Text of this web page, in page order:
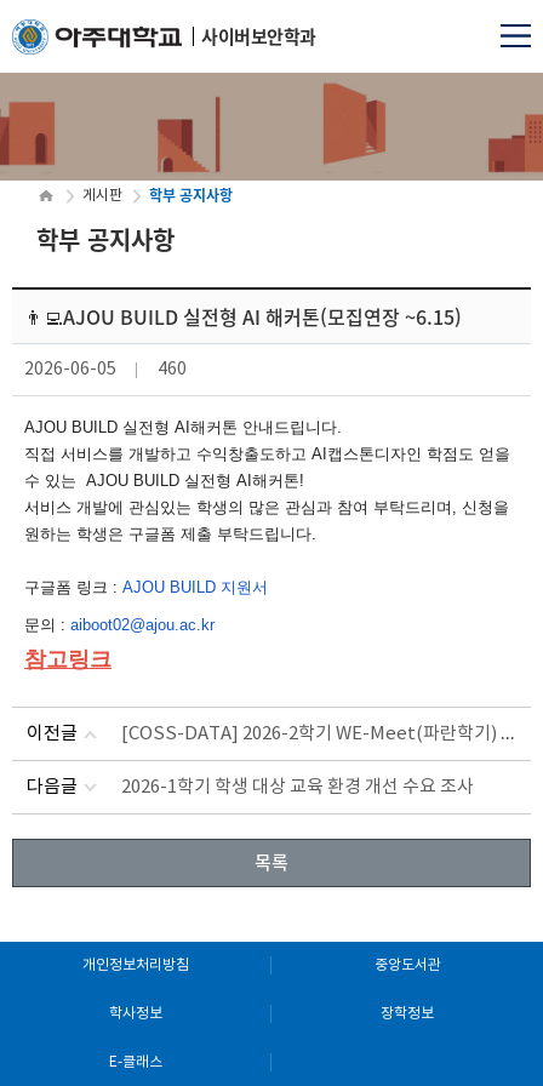
사이버보안학과
게시판 학부 공지사항
학부 공지사항
👨‍💻AJOU BUILD 실전형 AI 해커톤(모집연장 ~6.15)
2026-06-05 460
AJOU BUILD 실전형 AI해커톤 안내드립니다.
직접 서비스를 개발하고 수익창출도하고 AI캡스톤디자인 학점도 얻을
수 있는 AJOU BUILD 실전형 AI해커톤!
서비스 개발에 관심있는 학생의 많은 관심과 참여 부탁드리며, 신청을
원하는 학생은 구글폼 제출 부탁드립니다.
구글폼 링크 : AJOU BUILD 지원서
문의 : aiboot02@ajou.ac.kr
참고링크
이전글 [COSS-DATA] 2026-2학기 WE-Meet(파란학기) 프로젝트 모집 안내(~6/26금)
다음글 2026-1학기 학생 대상 교육 환경 개선 수요 조사
목록
개인정보처리방침 중앙도서관
학사정보 장학정보
E-클래스